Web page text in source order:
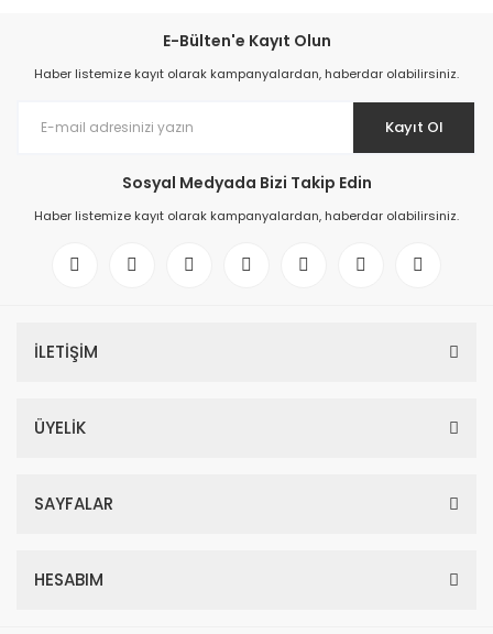
E-Bülten'e Kayıt Olun
Haber listemize kayıt olarak kampanyalardan, haberdar olabilirsiniz.
Kayıt Ol
Sosyal Medyada Bizi Takip Edin
Haber listemize kayıt olarak kampanyalardan, haberdar olabilirsiniz.
İLETİŞİM
ÜYELİK
SAYFALAR
HESABIM